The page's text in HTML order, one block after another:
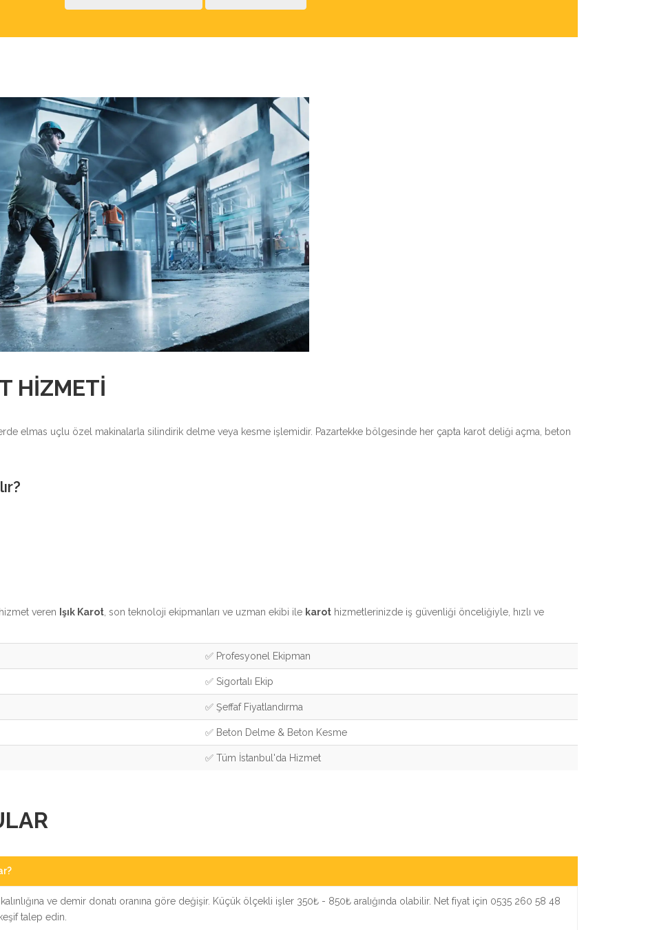
HIZMETI
elmas uçlu özel makinalarla silindirik delme veya kesme işlemidir. Pazartekke bölgesinde her çapta karot deliği açma, beton
veren Işık Karot , son teknoloji ekipmanları ve uzman ekibi ile karot hizmetlerinizde iş güvenliği önceliğiyle, hızlı ve
✅ Profesyonel Ekipman
✅ Sigortalı Ekip
✅ Şeffaf Fiyatlandırma
✅ Beton Delme & Beton Kesme
✅ Tüm İstanbul'da Hizmet
kalınlığına ve demir donatı oranına göre değişir. Küçük ölçekli işler 350₺ - 850₺ aralığında olabilir. Net fiyat için 0535 260 58 48
talep edin.